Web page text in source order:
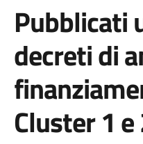
Pubblicati
decreti di
Cluster 1